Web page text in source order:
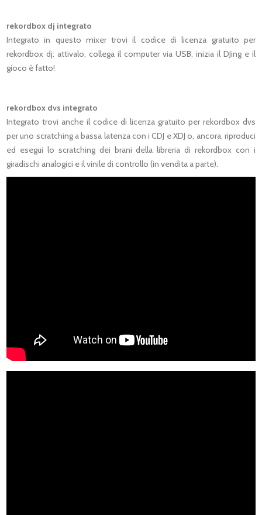
rekordbox dj integrato
Integrato in questo mixer trovi il codice di licenza gratuito per
rekordbox dj: attivalo, collega il computer via USB, inizia il DJing e il
gioco è fatto!
rekordbox dvs integrato
Integrato trovi anche il codice di licenza gratuito per rekordbox dvs
per uno scratching a bassa latenza con i CDJ e XDJ o, ancora, riproduci
ed esegui lo scratching dei brani della libreria di rekordbox con i
giradischi analogici e il vinile di controllo (in vendita a parte).